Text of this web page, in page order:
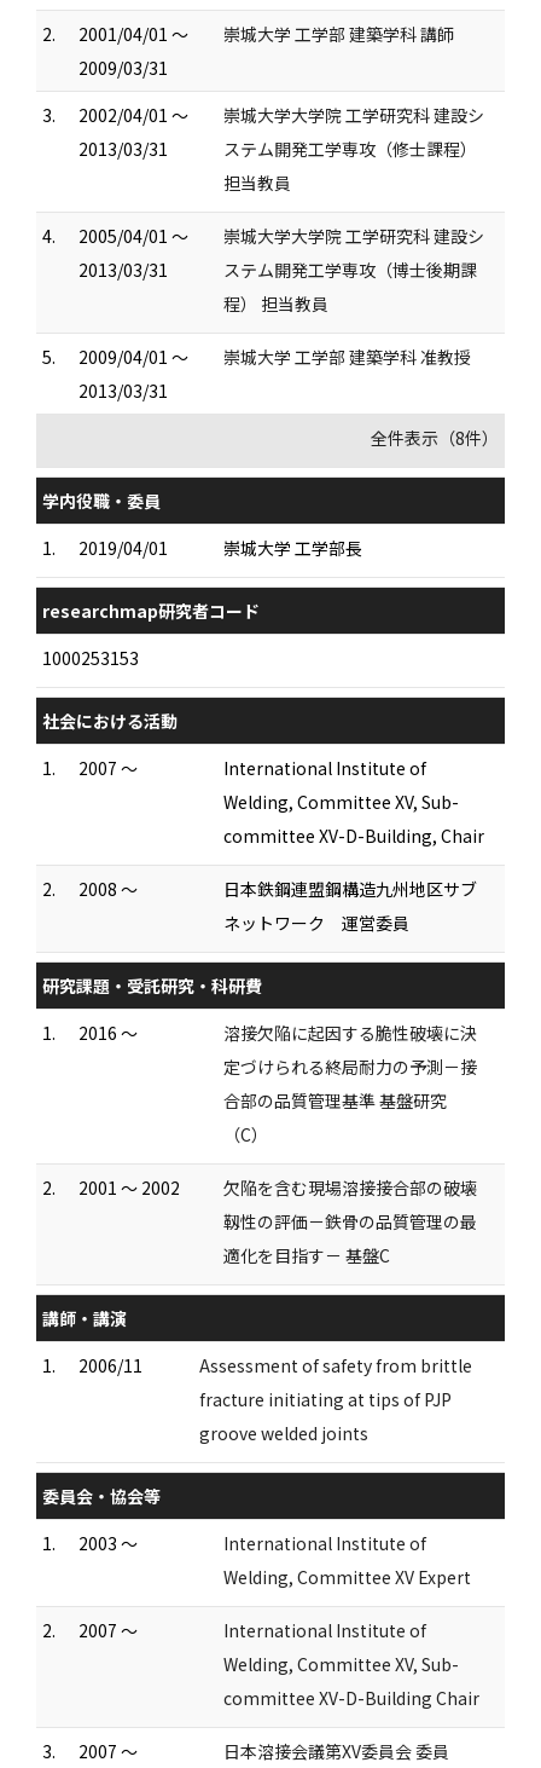
2.
2001/04/01 ～
2009/03/31
崇城大学 工学部 建築学科 講師
3.
2002/04/01 ～
2013/03/31
崇城大学大学院 工学研究科 建設シ
ステム開発工学専攻（修士課程）
担当教員
4.
2005/04/01 ～
2013/03/31
崇城大学大学院 工学研究科 建設シ
ステム開発工学専攻（博士後期課
程） 担当教員
5.
2009/04/01 ～
2013/03/31
崇城大学 工学部 建築学科 准教授
全件表示（8件）
学内役職・委員
1.
2019/04/01 崇城大学 工学部長
researchmap研究者コード
1000253153
社会における活動
1.
2007 ～
International Institute of
Welding, Committee XV, Sub-
committee XV-D-Building, Chair
2. 2008 ～
日本鉄鋼連盟鋼構造九州地区サブ
ネットワーク 運営委員
研究課題・受託研究・科研費
1.
2016 ～
溶接欠陥に起因する脆性破壊に決
定づけられる終局耐力の予測－接
合部の品質管理基準 基盤研究
（C）
2. 2001 ～ 2002
欠陥を含む現場溶接接合部の破壊
靱性の評価－鉄骨の品質管理の最
適化を目指す－ 基盤C
講師・講演
1.
2006/11
Assessment of safety from brittle
fracture initiating at tips of PJP
groove welded joints
委員会・協会等
1.
2003 ～
International Institute of
Welding, Committee XV Expert
2. 2007 ～
International Institute of
Welding, Committee XV, Sub-
committee XV-D-Building Chair
3. 2007 ～ 日本溶接会議第XV委員会 委員